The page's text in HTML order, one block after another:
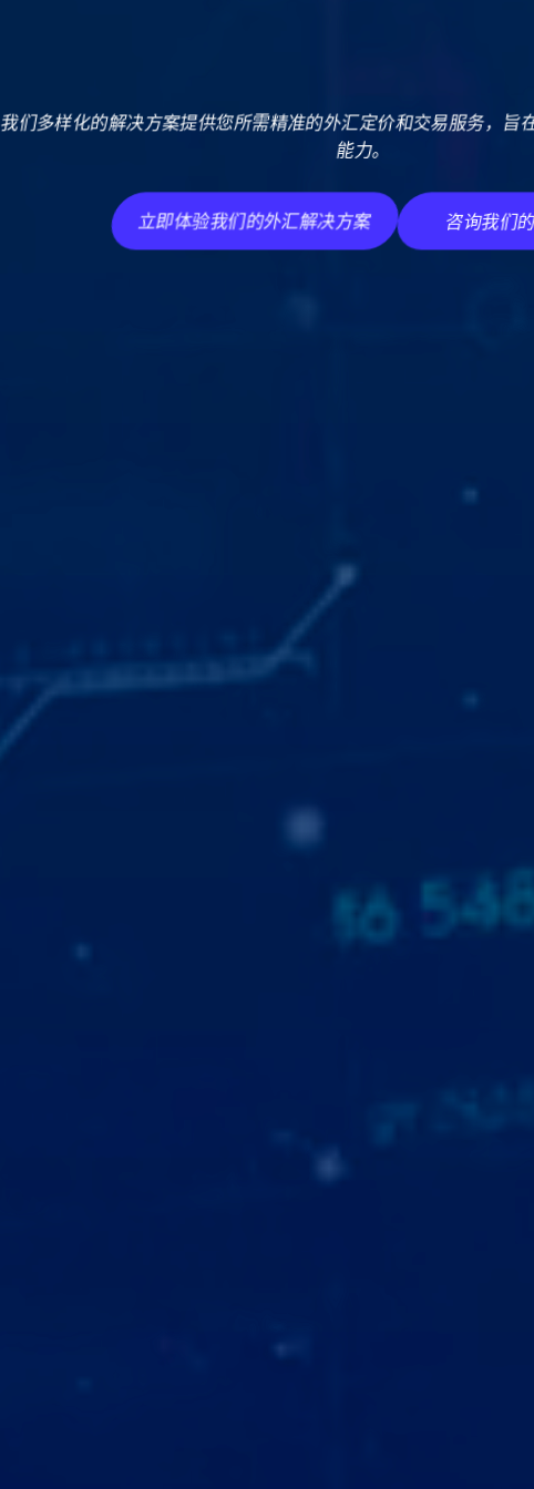
我们多样化的解决方案提供您所需精准的外汇定价和交易服务，旨
能力。
立即体验我们的外汇解决方案
立即体验我们的外汇解决方案
咨询我们